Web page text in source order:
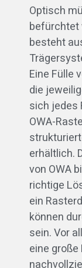
Optisch
befürchtet
besteht
Eine Fülle
die
sich jedes
OWA-
erhältlich.
von OWA
richtige
ein
können
sein. Vor
eine